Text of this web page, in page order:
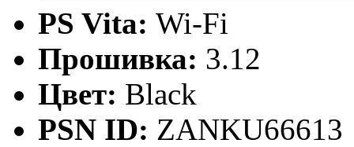
PS Vita: Wi-Fi
Прошивка: 3.12
Цвет: Black
PSN ID: ZANKU66613